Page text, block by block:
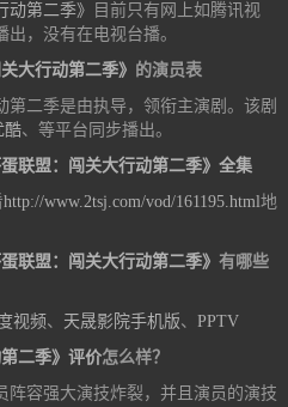
动第二季》
目前只有网上如腾讯视
，没有在电视台播。
大行动第二季》 的演员表
二季是由执导，领衔主演剧。该剧
酷、等平台同步播出。
蛋联盟：闯关大行动第二季》全集
http://www.2tsj.com/vod/161195.html地
蛋联盟：闯关大行动第二季》 有哪些
视频、 天晟影院手机版、 PPTV
二季》评价怎么样？
阵容强大演技炸裂，并且演员的演技